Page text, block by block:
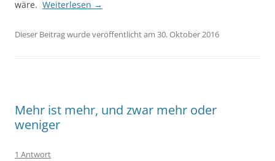
wäre. Weiterlesen →
Dieser Beitrag wurde veröffentlicht am 30. Oktober 2016
Mehr ist mehr, und zwar mehr oder
weniger
1 Antwort